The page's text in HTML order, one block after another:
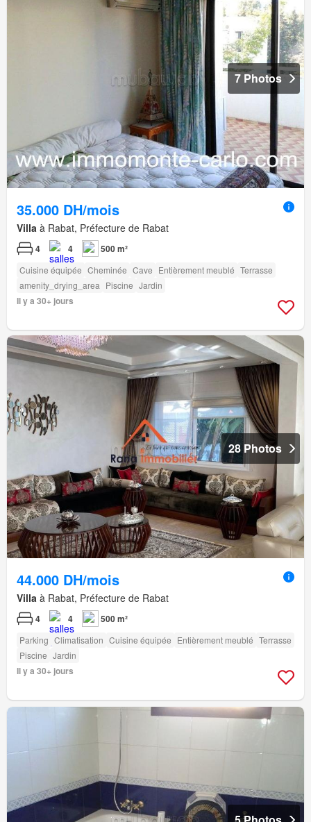
7 Photos
35.000 DH/mois
Villa à Rabat, Préfecture de Rabat
4 4 500 m²
Cuisine équipée Cheminée Cave Entièrement meublé Terrasse
amenity_drying_area Piscine Jardin
Il y a 30+ jours
28 Photos
44.000 DH/mois
Villa à Rabat, Préfecture de Rabat
4 4 500 m²
Parking Climatisation Cuisine équipée Entièrement meublé Terrasse
Piscine Jardin
Il y a 30+ jours